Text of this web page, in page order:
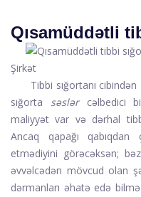
Qısamüddətli
Şirkət
Tibbi sığortanı
sığorta
səslər
cəlbedici
maliyyət var və dərhal
Ancaq qapağı qabıqdan
etmədiyini görəcəksən;
əvvəlcədən mövcud olan
dərmanları əhatə edə